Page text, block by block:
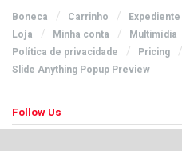
Boneca Carrinho Expediente
Loja
Minha conta Multimídia
Política de privacidade
Pricing
Slide Anything Popup Preview
Follow Us